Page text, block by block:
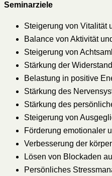
Seminarziele
Steigerung von Vitalität
Balance von Aktivität
Steigerung von
Stärkung der
Belastung in positive
Stärkung des
Stärkung des
Steigerung von
Förderung emotionaler
Verbesserung der
Lösen von Blockaden
Persönliches